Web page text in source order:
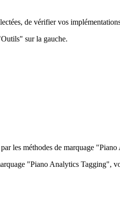
de vérifier vos
sur la gauche.
les méthodes de marquage
"Piano Analytics Tagging",